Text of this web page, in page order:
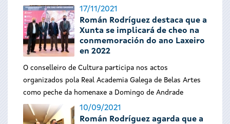
17/11/2021
Román Rodríguez destaca que a
Xunta se implicará de cheo na
conmemoración do ano Laxeiro
en 2022
O conselleiro de Cultura participa nos actos
organizados pola Real Academia Galega de Belas Artes
como peche da homenaxe a Domingo de Andrade
10/09/2021
Román Rodríguez agarda que a